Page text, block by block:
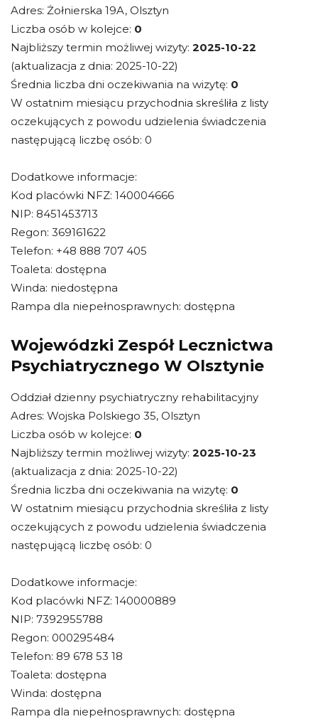
Adres: Żołnierska 19A, Olsztyn
Liczba osób w kolejce: 0
Najbliższy termin możliwej wizyty: 2025-10-22
(aktualizacja z dnia: 2025-10-22)
Średnia liczba dni oczekiwania na wizytę: 0
W ostatnim miesiącu przychodnia skreśliła z listy
oczekujących z powodu udzielenia świadczenia
następującą liczbę osób: 0
Dodatkowe informacje:
Kod placówki NFZ: 140004666
NIP: 8451453713
Regon: 369161622
Telefon: +48 888 707 405
Toaleta: dostępna
Winda: niedostępna
Rampa dla niepełnosprawnych: dostępna
Wojewódzki Zespół Lecznictwa
Psychiatrycznego W Olsztynie
Oddział dzienny psychiatryczny rehabilitacyjny
Adres: Wojska Polskiego 35, Olsztyn
Liczba osób w kolejce: 0
Najbliższy termin możliwej wizyty: 2025-10-23
(aktualizacja z dnia: 2025-10-22)
Średnia liczba dni oczekiwania na wizytę: 0
W ostatnim miesiącu przychodnia skreśliła z listy
oczekujących z powodu udzielenia świadczenia
następującą liczbę osób: 0
Dodatkowe informacje:
Kod placówki NFZ: 140000889
NIP: 7392955788
Regon: 000295484
Telefon: 89 678 53 18
Toaleta: dostępna
Winda: dostępna
Rampa dla niepełnosprawnych: dostępna